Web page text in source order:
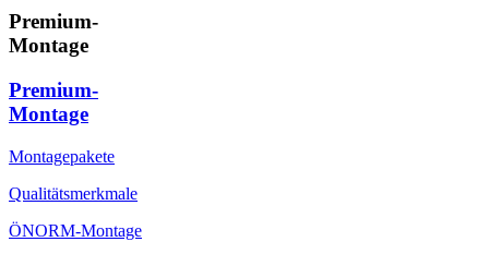
Premium-
Montage
Premium-
Montage
Montagepakete
Qualitätsmerkmale
ÖNORM-Montage